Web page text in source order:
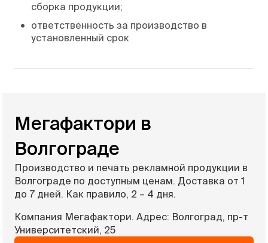
сборка продукции;
•
ответственность за производство в
установленный срок
Мегафактори в
Волгограде
Производство и печать рекламной продукции в
Волгограде по доступным ценам. Доставка от 1
до 7 дней. Как правило, 2 – 4 дня.
Компания Мегафактори. Адрес: Волгоград, пр-т
Университетский, 25